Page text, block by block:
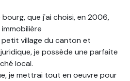
que j'ai choisi, en 2006,
petit village du canton et
je possède une parfaite
local.
je mettrai tout en oeuvre pour